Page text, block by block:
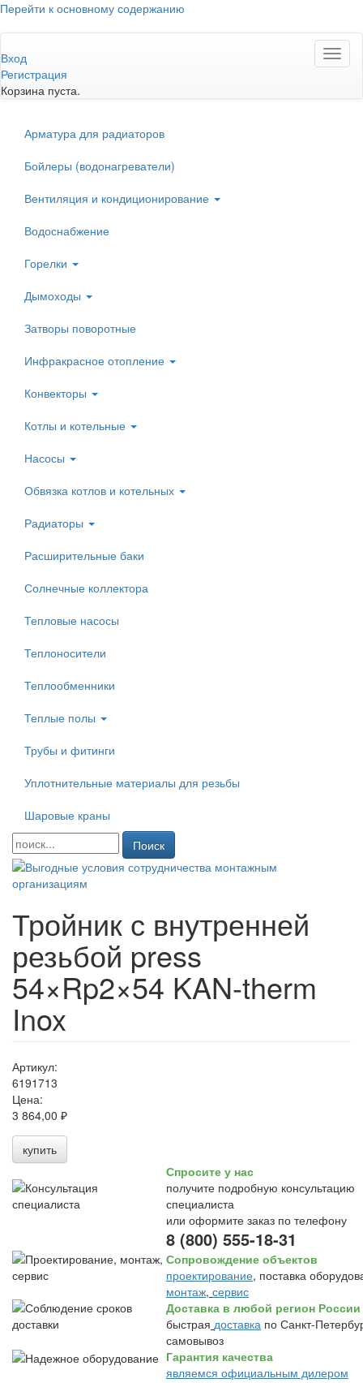
Перейти к основному содержанию
Вход
Регистрация
Корзина пуста.
Арматура для радиаторов
Бойлеры (водонагреватели)
Вентиляция и кондиционирование
Водоснабжение
Горелки
Дымоходы
Затворы поворотные
Инфракрасное отопление
Конвекторы
Котлы и котельные
Насосы
Обвязка котлов и котельных
Радиаторы
Расширительные баки
Солнечные коллектора
Тепловые насосы
Теплоносители
Теплообменники
Теплые полы
Трубы и фитинги
Уплотнительные материалы для резьбы
Шаровые краны
Поиск
Тройник с внутренней
резьбой press
54×Rp2×54 KAN-therm
Inox
Артикул:
6191713
Цена:
3 864,00 ₽
купить
Спросите у нас
получите подробную консультацию
специалиста
или оформите заказ по телефону
8 (800) 555-18-31
Сопровождение объектов
проектирование, поставка
монтаж, сервис
Доставка в любой регион России
быстрая доставка по Санкт-
самовывоз
Гарантия качества
являемся официальным дилером